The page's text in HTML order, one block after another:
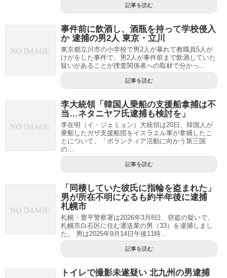
記事を読む
事件前に飲酒し、酒瓶を持って学校侵入
か 逮捕の男2人 東京・立川
東京都立川市の小学校で男2人が暴れて教職員5人が
けがをした事件で、男2人が事件前まで飲酒していた
疑いがあることが捜査関係者への取材で分かっ...
記事を読む
李大統領「韓国人乗船の支援船拿捕は不
当…ネタニヤフ氏逮捕も検討を」
李在明（イ・ジェミョン）大統領は20日、韓国人が
乗船したガザ支援船団をイスラエル軍が拿捕したこ
とについて、「ボランティア活動に向かう第三国
の...
記事を読む
「同棲していた彼氏に指輪を盗まれた」
男が所在不明になるも約半年後に逮捕
札幌市
札幌・豊平警察署は2026年3月8日、窃盗の疑いで、
札幌市白石区に住む運送業の男（33）を逮捕しまし
た。 男は2025年9月14日午後11時...
記事を読む
トイレで撮影未遂疑い 北九州の男逮捕